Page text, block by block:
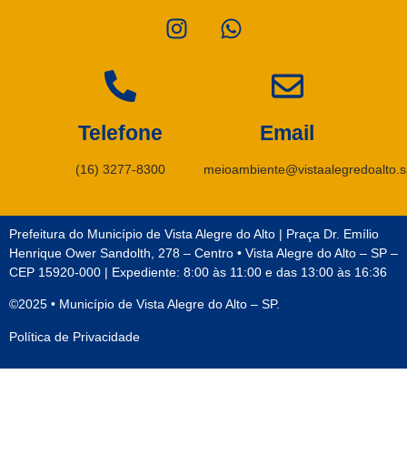
Telefone
(16) 3277-8300
Email
Prefeitura do Município de Vista Alegre do Alto | Praça Dr. Emílio
Henrique Ower Sandolth, 278 – Centro • Vista Alegre do Alto – SP –
CEP 15920-000 | Expediente: 8:00 às 11:00 e das 13:00 às 16:36
©2025 • Município de Vista Alegre do Alto – SP.
Política de Privacidade